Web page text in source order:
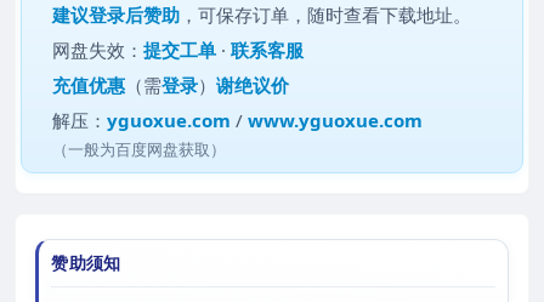
建议登录后赞助 ，可保存订单，随时查看下载地址。
网盘失效：提交工单 ·联系客服
充值优惠 （需登录）谢绝议价
解压：yguoxue.com /www.yguoxue.com
（一般为百度网盘获取）
赞助须知